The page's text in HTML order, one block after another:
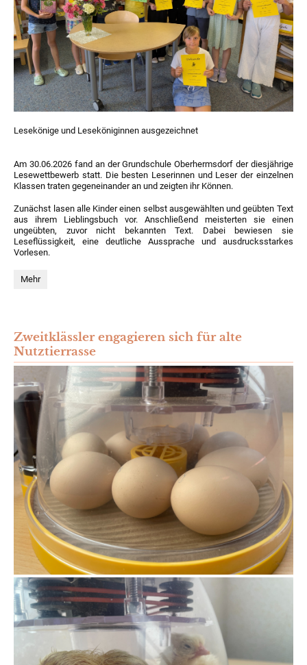
Lesekönige und Leseköniginnen ausgezeichnet
Am 30.06.2026 fand an der Grundschule Oberhermsdorf der diesjährige
Lesewettbewerb statt. Die besten Leserinnen und Leser der einzelnen
Klassen traten gegeneinander an und zeigten ihr Können.
Zunächst lasen alle Kinder einen selbst ausgewählten und geübten Text
aus ihrem Lieblingsbuch vor. Anschließend meisterten sie einen
ungeübten, zuvor nicht bekannten Text. Dabei bewiesen sie
Leseflüssigkeit, eine deutliche Aussprache und ausdrucksstarkes
Vorlesen.
Lesekönigwettbewerb
Mehr
Zweitklässler engagieren sich für alte
Nutztierrasse